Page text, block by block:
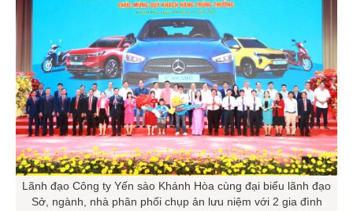
Lãnh đạo Công ty Yến sào Khánh Hòa cùng đại biểu lãnh đạo
Sở, ngành, nhà phân phối chụp ản lưu niệm với 2 gia đình